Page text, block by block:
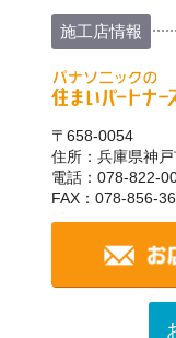
施工店情報
〒658-0054
住所：兵庫県神
電話：078-822-
FAX：078-856-